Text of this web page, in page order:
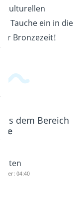
kulturellen
Tauche ein in die
Bronzezeit!
dem Bereich
Kelten
Dauer: 04:40